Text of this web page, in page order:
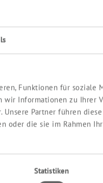
Funktionen für soziale
Informationen zu Ihrer
Partner führen
oder die sie im Rahmen
Statistiken
FÜR